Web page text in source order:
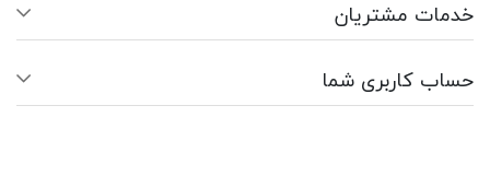
خدمات مشتریان
حساب کاربری شما